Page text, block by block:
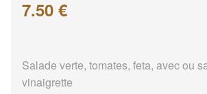
7.50 €
Salade verte, tomates, feta, avec ou
vinaigrette